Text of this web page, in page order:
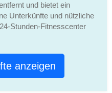
und bietet ein
Unterkünfte und nützliche
Stunden-Fitnesscenter
anzeigen